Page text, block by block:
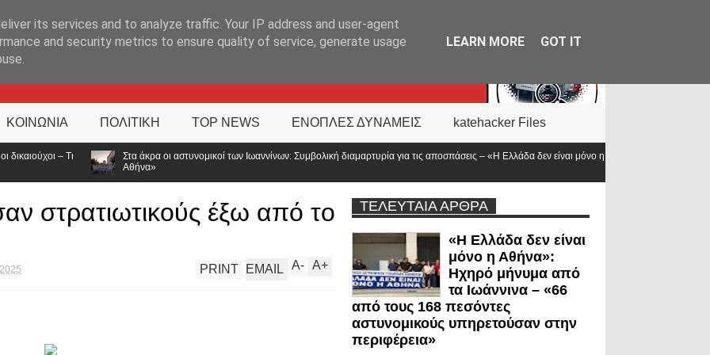
ΚΟΙΝΩΝΙΑ ΠΟΛΙΤΙΚΗ TOP NEWS ΕΝΟΠΛΕΣ ΔΥΝΑΜΕΙΣ katehacker Files
Στα άκρα οι αστυνομικοί των Ιωαννίνων: Συμβολική διαμαρτυρία για τις αποσπάσεις – «Η Ελλάδα δεν είναι μόνο η
Νέα ΚΥΑ για το επίδομα των «πρώτων
στρατιωτικούς έξω από το
A+
A-
PRINT EMAIL
ΤΕΛΕΥΤΑΙΑ ΑΡΘΡΑ
«Η Ελλάδα δεν είναι
μόνο η Αθήνα»:
Ηχηρό μήνυμα από
τα Ιωάννινα – «66
από τους 168 πεσόντες
αστυνομικούς υπηρετούσαν στην
περιφέρεια»
its services and to analyze traffic. Your IP address and user-agent
and security metrics to ensure quality of service, generate usage
LEARN MORE GOT IT